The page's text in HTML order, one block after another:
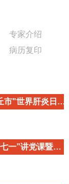
专家介绍
病历复印
商丘市立医院参加商丘市"世界肝炎日"主题宣传活动
商丘市立医院举办“庆七一”讲党课暨重温入党誓词活动